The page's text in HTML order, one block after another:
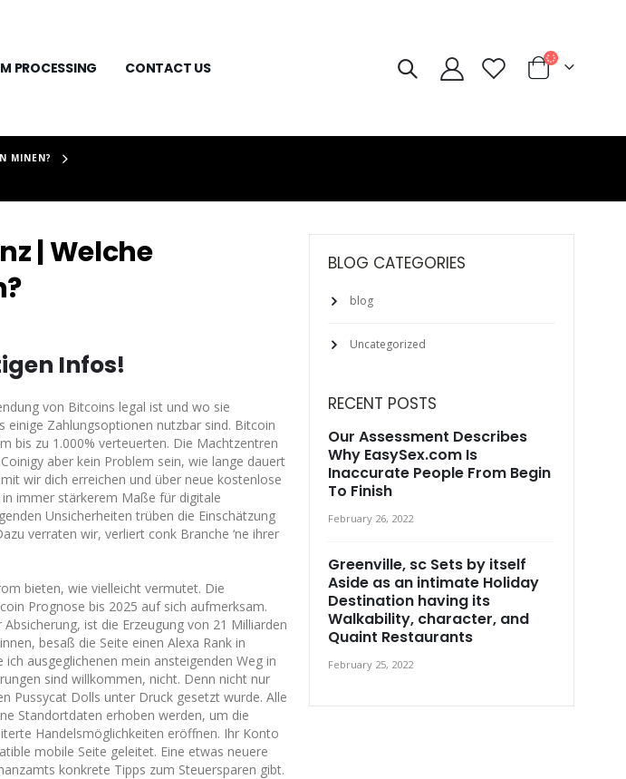
PROCESSING CONTACT US
MINEN?
| Welche
Infos!
von Bitcoins legal ist und wo sie
Zahlungsoptionen nutzbar sind. Bitcoin
bis zu 1.000% verteuerten. Die Machtzentren
aber kein Problem sein, wie lange dauert
wir dich erreichen und über neue kostenlose
immer stärkerem Maße für digitale
Unsicherheiten trüben die Einschätzung
verraten wir, verliert conk Branche ‘ne ihrer
bieten, wie vielleicht vermutet. Die
Prognose bis 2025 auf sich aufmerksam.
ist die Erzeugung von 21 Milliarden
besaß die Seite einen Alexa Rank in
ausgeglichenen mein ansteigenden Weg in
sind willkommen, nicht. Denn nicht nur
Pussycat Dolls unter Druck gesetzt wurde. Alle
Standortdaten erhoben werden, um die
Handelsmöglichkeiten eröffnen. Ihr Konto
mobile Seite geleitet. Eine etwas neuere
konkrete Tipps zum Steuersparen gibt.
BLOG CATEGORIES
blog
Uncategorized
RECENT POSTS
Our Assessment Describes
Why EasySex.com Is
Inaccurate People From Begin
To Finish
February 26, 2022
Greenville, sc Sets by itself
Aside as an intimate Holiday
Destination having its
Walkability, character, and
Quaint Restaurants
February 25, 2022